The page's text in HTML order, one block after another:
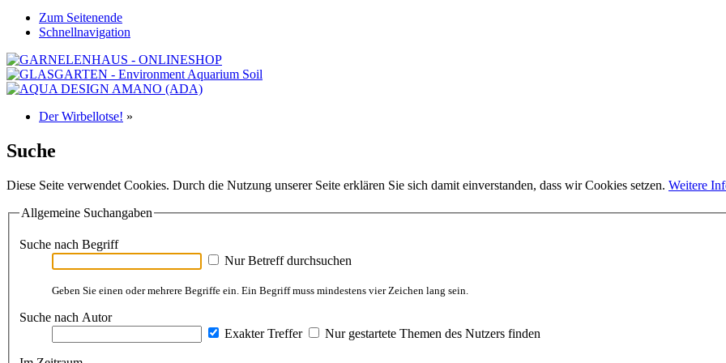
Zum Seitenende
Schnellnavigation
Der Wirbellotse! »
Suche
Diese Seite verwendet Cookies. Durch die Nutzung unserer Seite erklären Sie sich damit einverstanden, dass wir Cookies setzen. Weitere
Allgemeine Suchangaben
Suche nach Begriff
Nur Betreff durchsuchen
Geben Sie einen oder mehrere Begriffe ein. Ein Begriff muss mindestens vier Zeichen lang sein.
Suche nach Autor
Exakter Treffer
Nur gestartete Themen des Nutzers finden